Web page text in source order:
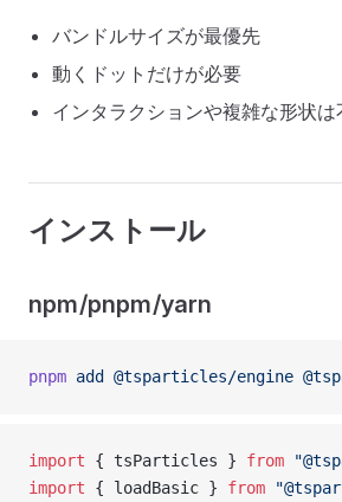
バンドルサイズが最優先
動くドットだけが必要
インタラクションや複雑な形状は
インストール
npm/pnpm/yarn
pnpm add @tsparticles/engine
import { tsParticles } from
import { loadBasic } from